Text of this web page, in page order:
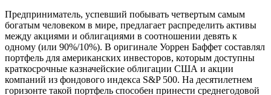
Предприниматель, успевший побывать четвертым самым
богатым человеком в мире, предлагает распределить активы
между акциями и облигациями в соотношении девять к
одному (или 90%/10%). В оригинале Уоррен Баффет составлял
портфель для американских инвесторов, которым доступны
краткосрочные казначейские облигации США и акции
компаний из фондового индекса S&P 500. На десятилетнем
горизонте такой портфель способен принести среднегодовой